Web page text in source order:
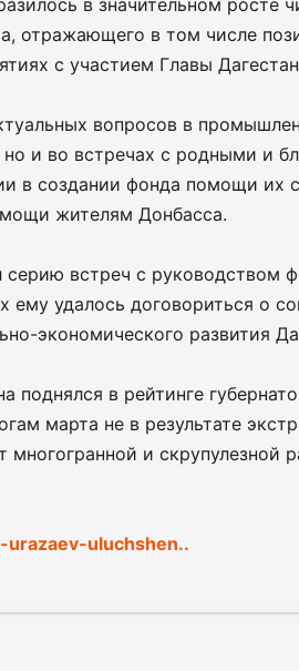
в значительном росте
отражающего в том числе
с участием Главы
вопросов в
и во встречах с родными и
в создании фонда помощи их
жителям Донбасса.
встреч с руководством
ему удалось договориться о
экономического развития
поднялся в рейтинге
марта не в результате
многогранной и скрупулезной
uluchshen..